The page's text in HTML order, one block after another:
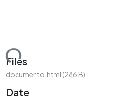
Files
documento.html (286 B)
Date